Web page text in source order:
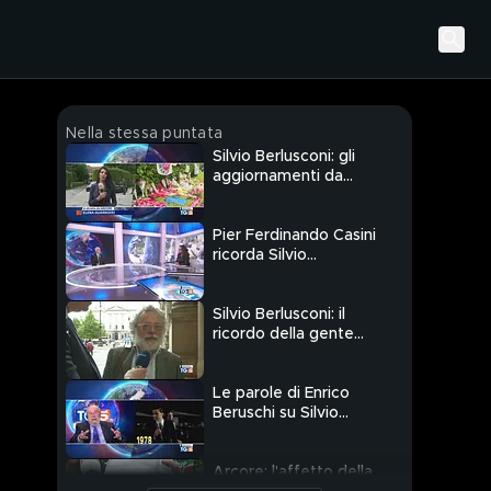
Nella stessa puntata
Silvio Berlusconi: gli
aggiornamenti da
Pier Ferdinando Casini
ricorda Silvio
Silvio Berlusconi: il
ricordo della gente
Le parole di Enrico
Beruschi su Silvio
Arcore: l'affetto della